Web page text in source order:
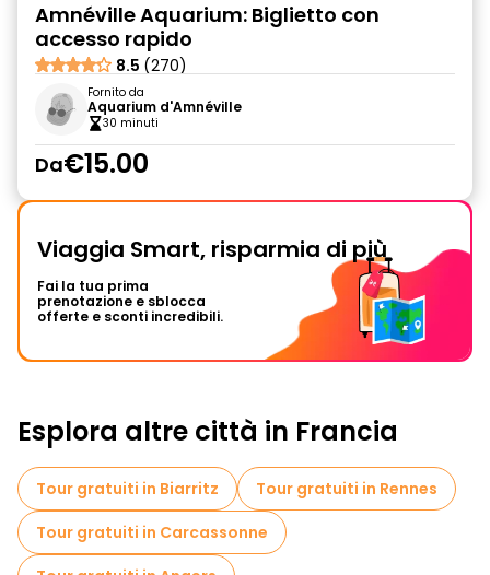
Amnéville Aquarium: Biglietto con
accesso rapido
8.5 (270)
Fornito da
Aquarium d'Amnéville
30 minuti
Da€15.00
Viaggia Smart, risparmia di più
Fai la tua prima
prenotazione e sblocca
offerte e sconti incredibili.
Esplora altre città in Francia
Tour gratuiti in Biarritz
Tour gratuiti in Rennes
Tour gratuiti in Carcassonne